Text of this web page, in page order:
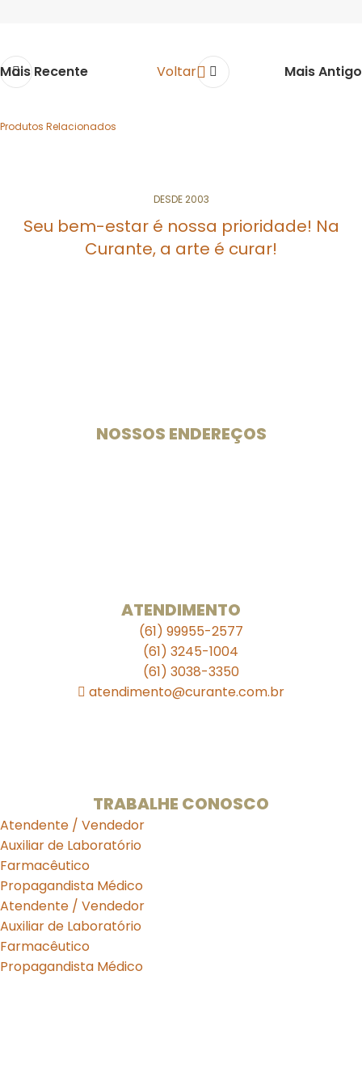
Mais Recente Voltar Mais Antigo
Produtos Relacionados
DESDE 2003
Seu bem-estar é nossa prioridade! Na
Curante, a arte é curar!
NOSSOS ENDEREÇOS
ATENDIMENTO
(61) 99955-2577
(61) 3245-1004
(61) 3038-3350
atendimento@curante.com.br
TRABALHE CONOSCO
Atendente / Vendedor
Auxiliar de Laboratório
Farmacêutico
Propagandista Médico
Atendente / Vendedor
Auxiliar de Laboratório
Farmacêutico
Propagandista Médico